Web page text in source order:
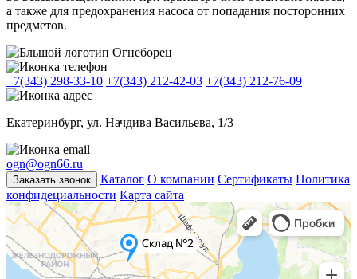
а также для предохранения насоса от попадания посторонних
предметов.
+7(343) 298-33-10 +7(343) 212-42-03 +7(343) 212-76-09
Екатеринбург, ул. Начдива Васильева, 1/3
ogn@ogn66.ru
Заказать звонок Каталог О компании Сертификаты Политика
конфидециальности Карта сайта